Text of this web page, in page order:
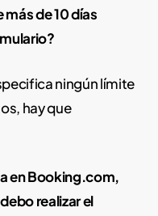
de 10 días
ningún límite
hay que
en Booking.com,
realizar el